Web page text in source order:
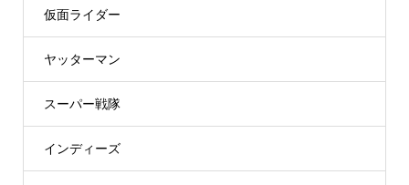
仮面ライダー
ヤッターマン
スーパー戦隊
インディーズ